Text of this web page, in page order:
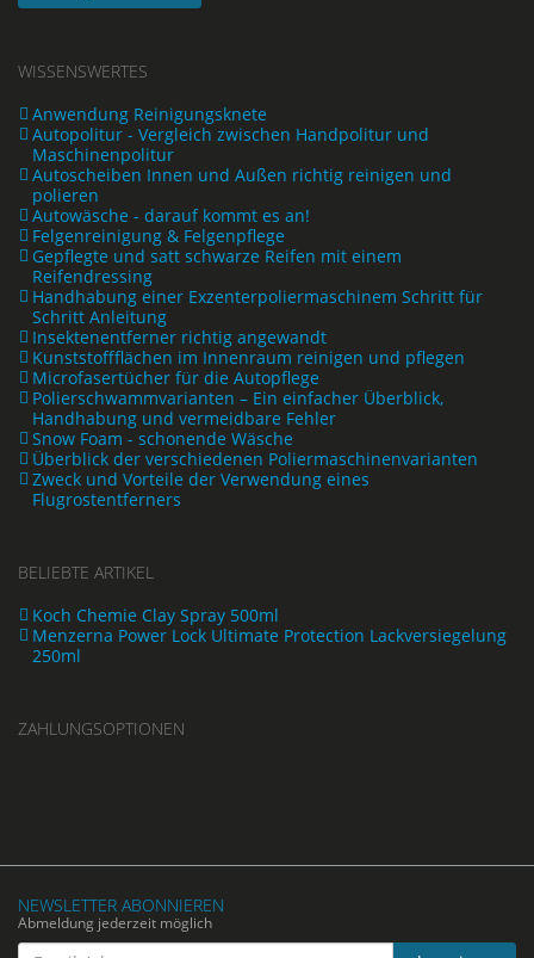
WISSENSWERTES
Anwendung Reinigungsknete
Autopolitur - Vergleich zwischen Handpolitur und
Maschinenpolitur
Autoscheiben Innen und Außen richtig reinigen und
polieren
Autowäsche - darauf kommt es an!
Felgenreinigung & Felgenpflege
Gepflegte und satt schwarze Reifen mit einem
Reifendressing
Handhabung einer Exzenterpoliermaschinem Schritt für
Schritt Anleitung
Insektenentferner richtig angewandt
Kunststoffflächen im Innenraum reinigen und pflegen
Microfasertücher für die Autopflege
Polierschwammvarianten – Ein einfacher Überblick,
Handhabung und vermeidbare Fehler
Snow Foam - schonende Wäsche
Überblick der verschiedenen Poliermaschinenvarianten
Zweck und Vorteile der Verwendung eines
Flugrostentferners
BELIEBTE ARTIKEL
Koch Chemie Clay Spray 500ml
Menzerna Power Lock Ultimate Protection Lackversiegelung
250ml
ZAHLUNGSOPTIONEN
NEWSLETTER ABONNIEREN
Abmeldung jederzeit möglich
Email-